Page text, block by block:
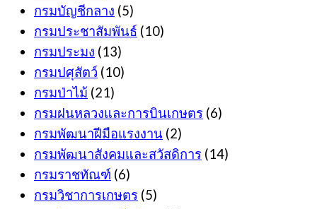
กรมบัญชีกลาง (5)
กรมประชาสัมพันธ์ (10)
กรมประมง (13)
กรมปศุสัตว์ (10)
กรมป่าไม้ (21)
กรมฝนหลวงและการบินเกษตร (6)
กรมพัฒนาฝีมือแรงงาน (2)
กรมพัฒนาสังคมและสวัสดิการ (14)
กรมราชทัณฑ์ (6)
กรมวิชาการเกษตร (5)